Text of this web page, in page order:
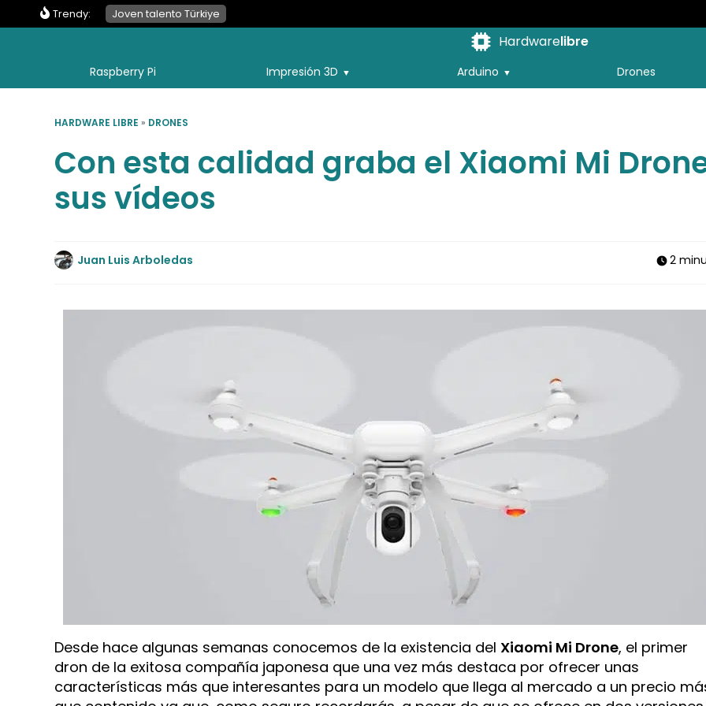
Hardwarelibre
Raspberry Pi Impresión 3D Arduino Drones
Trendy: Joven talento Türkiye
HARDWARE LIBRE » DRONES
Con esta calidad graba el Xiaomi Mi
sus vídeos
Juan Luis Arboledas 2
Desde hace algunas semanas conocemos de la existencia del Xiaomi Mi Drone, el primer
dron de la exitosa compañía japonesa que una vez más destaca por ofrecer unas
características más que interesantes para un modelo que llega al mercado a un precio